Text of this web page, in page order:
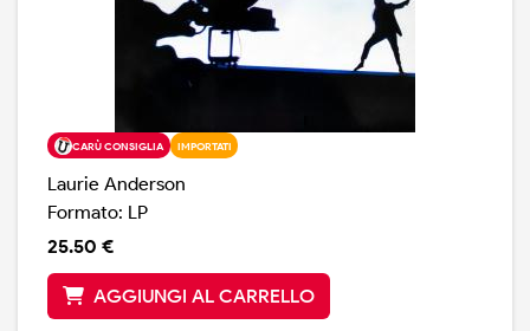
CARÙ CONSIGLIA IMPORTATI
Laurie Anderson
Formato: LP
25.50 €
AGGIUNGI AL CARRELLO